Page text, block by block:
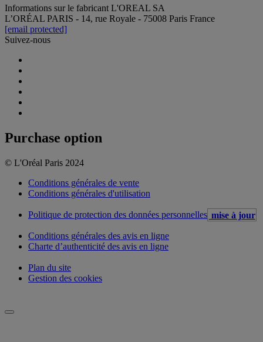
Informations sur le fabricant L'OREAL SA
L’ORÉAL PARIS - 14, rue Royale - 75008 Paris France
[email protected]
Suivez-nous
Purchase option
© L'Oréal Paris 2024
Conditions générales de vente
Conditions générales d'utilisation
Politique de protection des données personnelles mise à jour
Conditions générales des avis en ligne
Charte d’authenticité des avis en ligne
Plan du site
Gestion des cookies